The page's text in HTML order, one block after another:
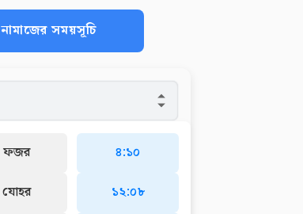
নামাজের সময়সূচি
ফজর
যোহর
৪:১০
১২:০৮